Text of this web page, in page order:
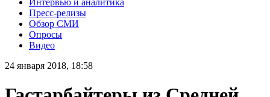
Пресс-релизы
Обзор СМИ
Опросы
Видео
24 января 2018, 18:58